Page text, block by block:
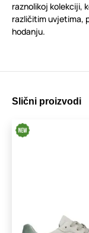
raznolikoj kolekciji,
različitim uvjetima,
hodanju.
Slični proizvodi